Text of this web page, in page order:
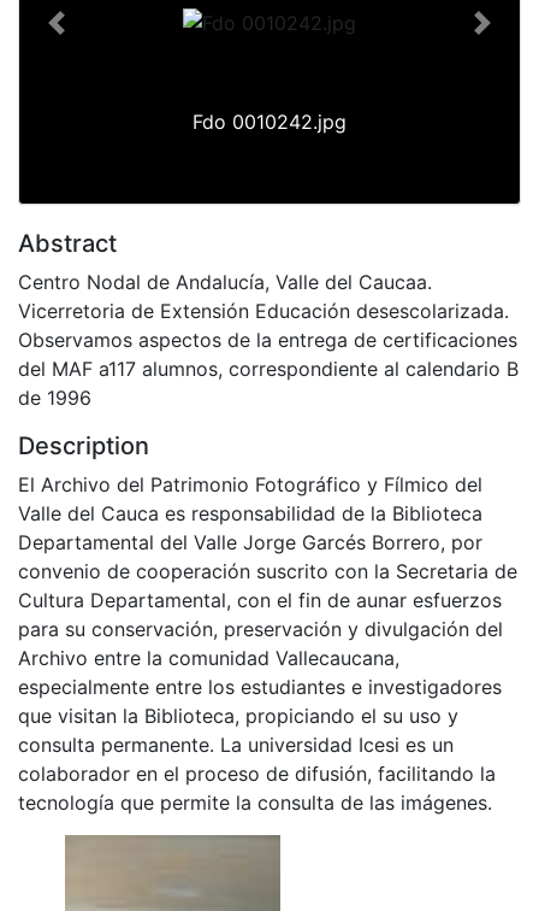
Fdo 0010242.jpg
Previous Next
Abstract
Centro Nodal de Andalucía, Valle del Caucaa.
Vicerretoria de Extensión Educación desescolarizada.
Observamos aspectos de la entrega de certificaciones
del MAF a117 alumnos, correspondiente al calendario B
de 1996
Description
El Archivo del Patrimonio Fotográfico y Fílmico del
Valle del Cauca es responsabilidad de la Biblioteca
Departamental del Valle Jorge Garcés Borrero, por
convenio de cooperación suscrito con la Secretaria de
Cultura Departamental, con el fin de aunar esfuerzos
para su conservación, preservación y divulgación del
Archivo entre la comunidad Vallecaucana,
especialmente entre los estudiantes e investigadores
que visitan la Biblioteca, propiciando el su uso y
consulta permanente. La universidad Icesi es un
colaborador en el proceso de difusión, facilitando la
tecnología que permite la consulta de las imágenes.